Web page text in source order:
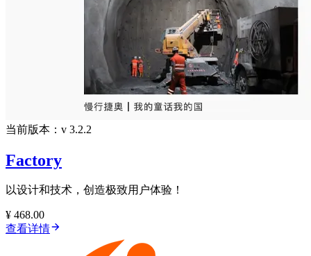
当前版本：v 3.2.2
Factory
以设计和技术，创造极致用户体验！
¥ 468.00
查看详情